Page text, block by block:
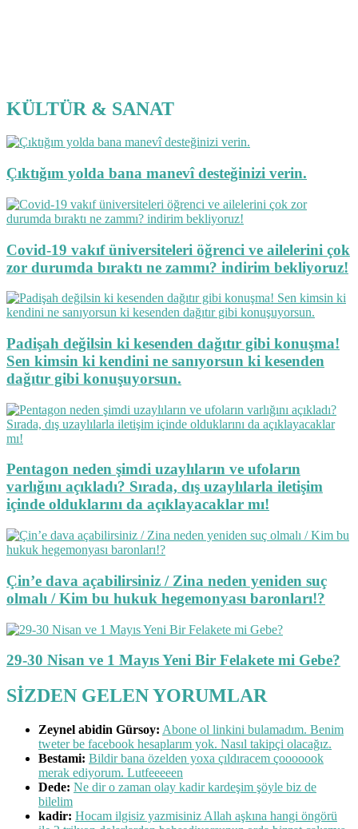
KÜLTÜR & SANAT
Çıktığım yolda bana manevî desteğinizi verin.
Covid-19 vakıf üniversiteleri öğrenci ve ailelerini çok
zor durumda bıraktı ne zammı? indirim bekliyoruz!
Padişah değilsin ki kesenden dağıtır gibi konuşma!
Sen kimsin ki kendini ne sanıyorsun ki kesenden
dağıtır gibi konuşuyorsun.
Pentagon neden şimdi uzaylıların ve ufoların
varlığını açıkladı? Sırada, dış uzaylılarla iletişim
içinde olduklarını da açıklayacaklar mı!
Çin’e dava açabilirsiniz / Zina neden yeniden suç
olmalı / Kim bu hukuk hegemonyası baronları!?
29-30 Nisan ve 1 Mayıs Yeni Bir Felakete mi Gebe?
SİZDEN GELEN YORUMLAR
Zeynel abidin Gürsoy: Abone ol linkini bulamadım. Benim
tweter be facebook hesaplarım yok. Nasıl takipçi olacağız.
Bestami: Bildir bana özelden yoxa çıldıracem çooooook
merak ediyorum. Lutfeeeeen
Dede: Ne dir o zaman olay kadir kardeşim şöyle biz de
bilelim
kadir: Hocam ilgisiz yazmisiniz Allah aşkına hangi öngörü